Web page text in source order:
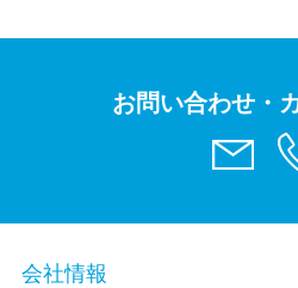
お問い合わせ・
会社情報